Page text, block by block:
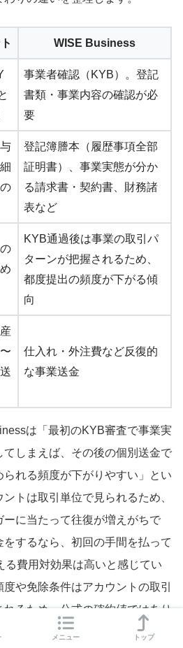
WISE Business
事業者確認（KYB）。登記
書類・事業内容の確認が必
要
登記簿謄本（履歴事項全部
証明書）、事業実態が分か
る請求書・契約書、財務諸
表など
KYB通過後は事業の取引パ
ターンが把握されるため、
都度提出の頻度が下がる傾
向
仕入れ・外注費など反復的
な事業送金
は「最初のKYB審査で事業実
しまえば、その後の個別送金で
れる頻度が下がりやすい」とい
トは取引単位で見られるため、
ーに当たって往復が増えがちで
するなら、初回の手間を払って
る費用対効果は高いと感じてい
や免除条件はアカウントの取引
るため、公式の確約値ではあり
メニュー トップ